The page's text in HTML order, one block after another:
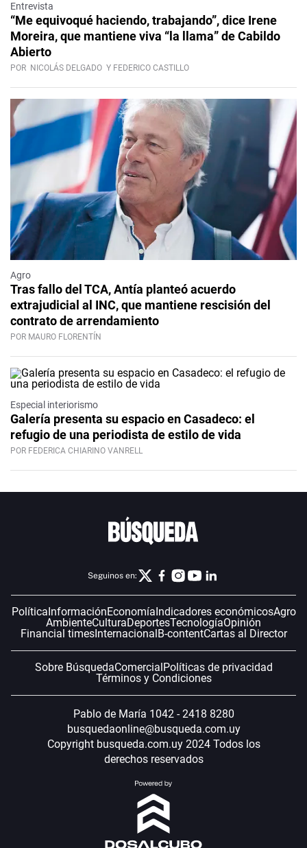
Entrevista
“Me equivoqué haciendo, trabajando”, dice Irene
Moreira, que mantiene viva “la llama” de Cabildo
Abierto
POR NICOLÁS DELGADO Y FEDERICO CASTILLO
Agro
Tras fallo del TCA, Antía planteó acuerdo
extrajudicial al INC, que mantiene rescisión del
contrato de arrendamiento
POR MAURO FLORENTÍN
Especial interiorismo
Galería presenta su espacio en Casadeco: el
refugio de una periodista de estilo de vida
POR FEDERICA CHIARINO VANRELL
Seguinos en:
PolíticaInformaciónEconomíaIndicadores económicosAgro
AmbienteCulturaDeportesTecnologíaOpinión
Financial timesInternacionalB-contentCartas al Director
Sobre BúsquedaComercialPolíticas de privacidad
Términos y Condiciones
Pablo de María 1042 - 2418 8280
busquedaonline@busqueda.com.uy
Copyright busqueda.com.uy 2024 Todos los
derechos reservados